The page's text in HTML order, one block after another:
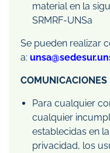
material en la
SRMRF-UNSa
Se pueden realizar
a:
COMUNICACIONES
Para cualquier
cualquier
establecidas en
privacidad, los